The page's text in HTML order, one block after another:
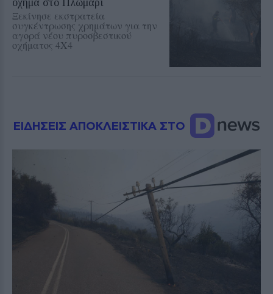
Ξεκίνησε εκστρατεία
συγκέντρωσης χρημάτων για την
αγορά νέου πυροσβεστικού
οχήματος 4Χ4
ΕΙΔΗΣΕΙΣ ΑΠΟΚΛΕΙΣΤΙΚΑ ΣΤΟ